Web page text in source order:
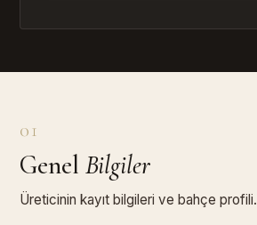
01
Genel Bilgiler
Üreticinin kayıt bilgileri ve bahçe profili.